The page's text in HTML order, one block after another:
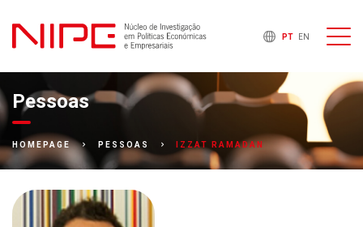
PT EN
Pessoas
HOMEPAGE PESSOAS IZZAT RAMADAN